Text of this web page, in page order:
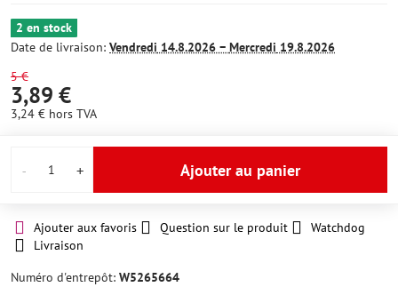
2 en stock
Date de livraison: Vendredi 14.8.2026 − Mercredi 19.8.2026
5 €
3,89 €
3,24 € hors TVA
Ajouter au panier
Ajouter aux favoris Question sur le produit
Watchdog
Livraison
Numéro d'entrepôt: W5265664